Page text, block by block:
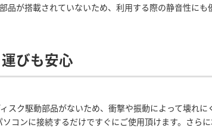
品が搭載されていないため、利用する際の静音性にも
びも安心
スク駆動部品がないため、衝撃や振動によって壊れ
コンに接続するだけですぐにご使用頂けます。さら